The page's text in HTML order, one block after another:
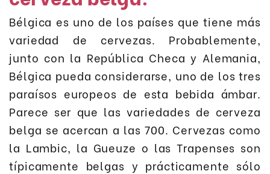
Bélgica es uno de los países que tiene más
variedad de cervezas. Probablemente,
junto con la República Checa y Alemania,
Bélgica pueda considerarse, uno de los tres
paraísos europeos de esta bebida ámbar.
Parece ser que las variedades de cerveza
belga se acercan a las 700. Cervezas como
la Lambic, la Gueuze o las Trapenses son
típicamente belgas y prácticamente sólo